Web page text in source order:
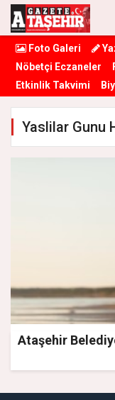
Foto Galeri
Nöbetçi Eczaneler
Etkinlik Takvimi
Yaslilar Gunu
Ataşehir